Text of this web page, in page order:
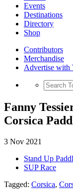
Events
Destinations
Directory
Shop
Contributors
Merchandise
Advertise with
Fanny
Corsica
3 Nov 2021
Stand Up
SUP Race
Tagged: Corsica,